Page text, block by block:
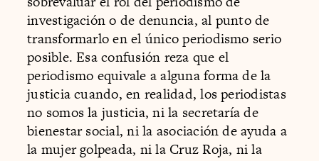
investigación o de denuncia, al punto de
transformarlo en el único periodismo serio
posible. Esa confusión reza que el
periodismo equivale a alguna forma de la
justicia cuando, en realidad, los periodistas
no somos la justicia, ni la secretaría de
bienestar social, ni la asociación de ayuda a
la mujer golpeada, ni la Cruz Roja, ni la